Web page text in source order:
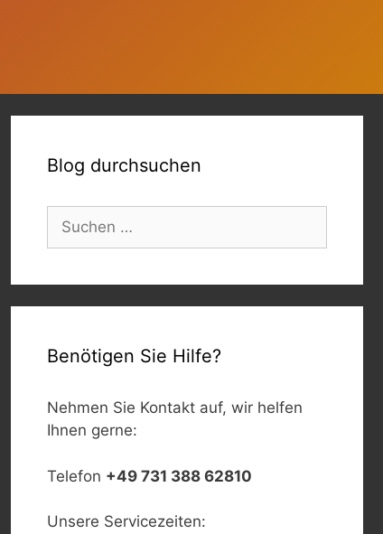
Blog durchsuchen
Suchen
nach:
Benötigen Sie Hilfe?
Nehmen Sie Kontakt auf, wir helfen
Ihnen gerne:
Telefon +49 731 388 62810
Unsere Servicezeiten: